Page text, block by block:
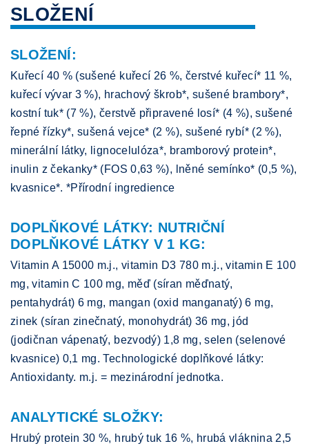
SLOŽENÍ
SLOŽENÍ:
Kuřecí 40 % (sušené kuřecí 26 %, čerstvé kuřecí* 11 %,
kuřecí vývar 3 %), hrachový škrob*, sušené brambory*,
kostní tuk* (7 %), čerstvě připravené losí* (4 %), sušené
řepné řízky*, sušená vejce* (2 %), sušené rybí* (2 %),
minerální látky, lignocelulóza*, bramborový protein*,
inulin z čekanky* (FOS 0,63 %), lněné semínko* (0,5 %),
kvasnice*. *Přírodní ingredience
DOPLŇKOVÉ LÁTKY: NUTRIČNÍ
DOPLŇKOVÉ LÁTKY V 1 KG:
Vitamin A 15000 m.j., vitamin D3 780 m.j., vitamin E 100
mg, vitamin C 100 mg, měď (síran měďnatý,
pentahydrát) 6 mg, mangan (oxid manganatý) 6 mg,
zinek (síran zinečnatý, monohydrát) 36 mg, jód
(jodičnan vápenatý, bezvodý) 1,8 mg, selen (selenové
kvasnice) 0,1 mg. Technologické doplňkové látky:
Antioxidanty. m.j. = mezinárodní jednotka.
ANALYTICKÉ SLOŽKY:
Hrubý protein 30 %, hrubý tuk 16 %, hrubá vláknina 2,5